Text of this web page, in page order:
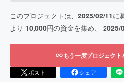
このプロジェクトは、 2025/02/11に
より 10,000円の資金を集め、 2025/
もう一度プロジェク
ポスト シェア